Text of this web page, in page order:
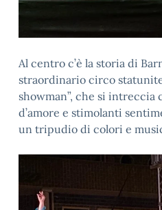
Al centro c’è la storia di
straordinario circo
showman”, che si intreccia
d’amore e stimolanti
un tripudio di colori e